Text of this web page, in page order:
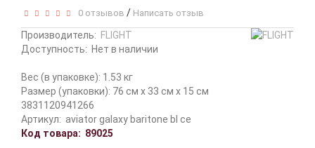
0 отзывов / Написать отзыв
Производитель: FLIGHT
Доступность: Нет в наличии
Вес (в упаковке): 1.53 кг
Размер (упаковки): 76 см x 33 см x 15 см
3831120941266
Артикул: aviator galaxy baritone bl ce
Код товара: 89025